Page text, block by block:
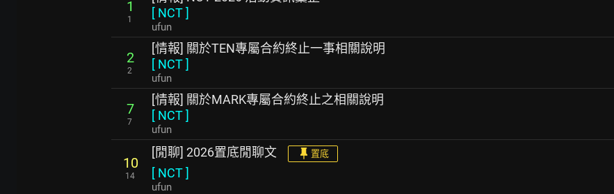
1
1
[ NCT]
ufun
2
2
[情報] 關於TEN專屬合約終止一事相關說明
[ NCT]
ufun
7
7
[情報] 關於MARK專屬合約終止之相關說明
[ NCT]
ufun
10
14
[閒聊] 2026置底閒聊文 置底
[ NCT]
ufun